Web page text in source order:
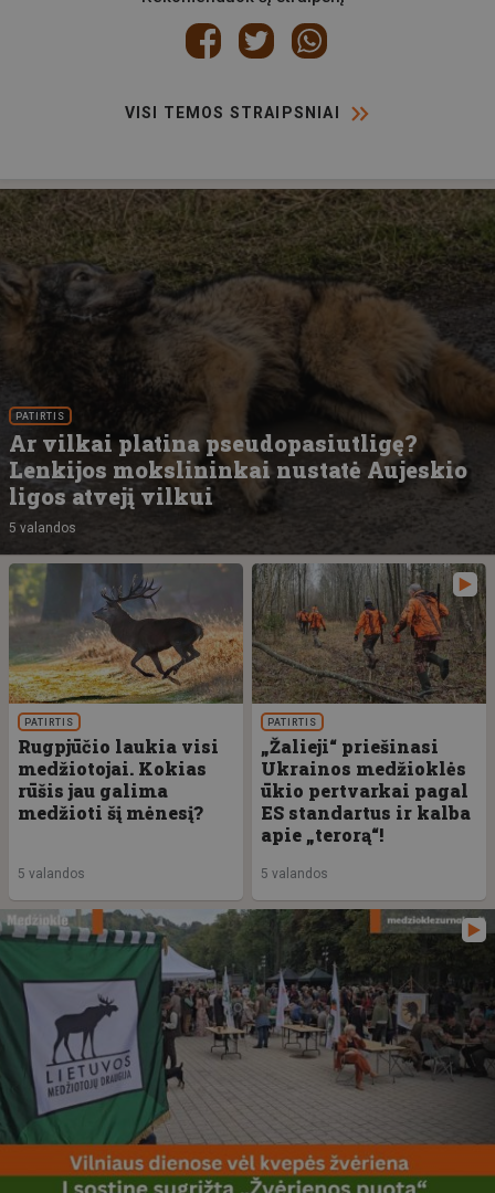
VISI TEMOS STRAIPSNIAI
PATIRTIS
Ar vilkai platina pseudopasiutligę?
Lenkijos mokslininkai nustatė Aujeskio
ligos atvejį vilkui
5 valandos
PATIRTIS
Rugpjūčio laukia visi
medžiotojai. Kokias
rūšis jau galima
medžioti šį mėnesį?
5 valandos
PATIRTIS
„Žalieji“ priešinasi
Ukrainos medžioklės
ūkio pertvarkai pagal
ES standartus ir kalba
apie „terorą“!
5 valandos